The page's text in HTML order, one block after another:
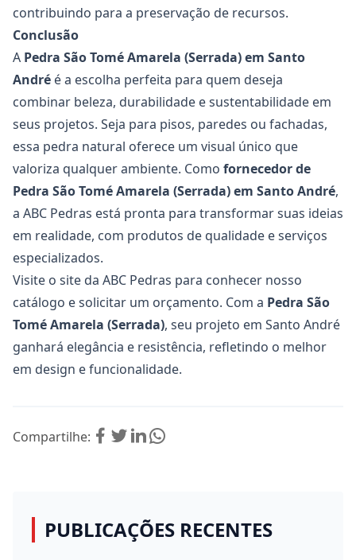
contribuindo para a preservação de recursos.
Conclusão
A Pedra São Tomé Amarela (Serrada) em Santo
André é a escolha perfeita para quem deseja
combinar beleza, durabilidade e sustentabilidade em
seus projetos. Seja para pisos, paredes ou fachadas,
essa pedra natural oferece um visual único que
valoriza qualquer ambiente. Como fornecedor de
Pedra São Tomé Amarela (Serrada) em Santo André,
a ABC Pedras está pronta para transformar suas ideias
em realidade, com produtos de qualidade e serviços
especializados.
Visite o site da ABC Pedras para conhecer nosso
catálogo e solicitar um orçamento. Com a Pedra São
Tomé Amarela (Serrada), seu projeto em Santo André
ganhará elegância e resistência, refletindo o melhor
em design e funcionalidade.
Compartilhe:
PUBLICAÇÕES RECENTES